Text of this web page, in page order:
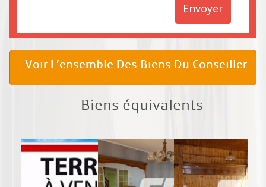
Envoyer
Voir L’ensemble Des Biens Du Conseiller
Biens équivalents